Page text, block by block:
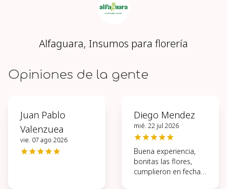
Alfaguara, Insumos para florería
Opiniones de la gente
Juan Pablo
Valenzuea
vie. 07 ago 2026
Diego Mendez
mié. 22 jul 2026
Buena experiencia,
bonitas las flores,
cumplieron en fecha y